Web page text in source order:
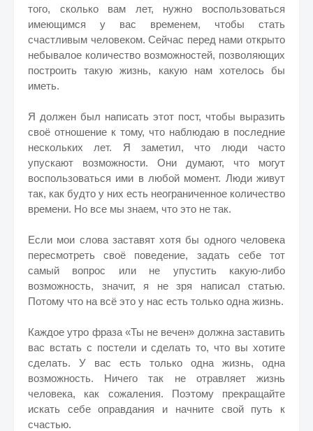
того, сколько вам лет, нужно воспользоваться
имеющимся у вас временем, чтобы стать
счастливым человеком. Сейчас перед нами открыто
небывалое количество возможностей, позволяющих
построить такую жизнь, какую нам хотелось бы
иметь.
Я должен был написать этот пост, чтобы выразить
своё отношение к тому, что наблюдаю в последние
нескольких лет. Я заметил, что люди часто
упускают возможности. Они думают, что могут
воспользоваться ими в любой момент. Люди живут
так, как будто у них есть неограниченное количество
времени. Но все мы знаем, что это не так.
Если мои слова заставят хотя бы одного человека
пересмотреть своё поведение, задать себе тот
самый вопрос или не упустить какую-либо
возможность, значит, я не зря написал статью.
Потому что на всё это у нас есть только одна жизнь.
Каждое утро фраза «Ты не вечен» должна заставить
вас встать с постели и сделать то, что вы хотите
сделать. У вас есть только одна жизнь, одна
возможность. Ничего так не отравляет жизнь
человека, как сожаления. Поэтому прекращайте
искать себе оправдания и начните свой путь к
счастью.